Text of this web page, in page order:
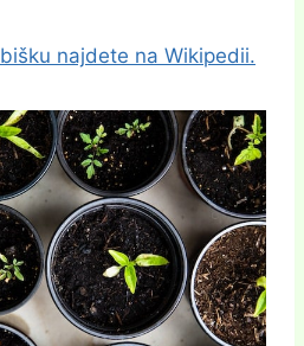
najdete na Wikipedii.